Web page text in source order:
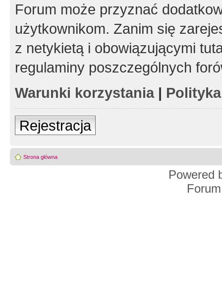
Forum może przyznać
użytkownikom. Zanim się
z netykietą i obowiązującymi
regulaminy poszczególnych
Warunki korzystania|
Rejestracja
Strona główna
Powered